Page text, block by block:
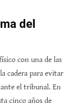
del
con una de las
cadera para evitar
el tribunal. En
cinco años de